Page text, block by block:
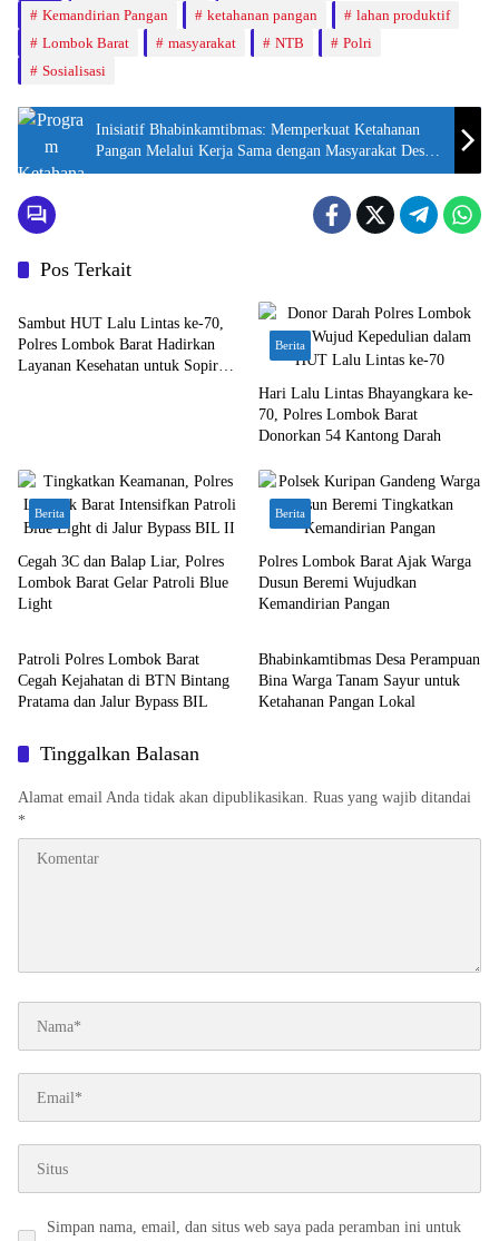
Kemandirian Pangan ketahanan pangan
lahan produktif
Lombok Barat
masyarakat NTB
Polri
Sosialisasi
Inisiatif Bhabinkamtibmas: Memperkuat Ketahanan
Pangan Melalui Kerja Sama dengan Masyarakat Desa
Terong Tawah
Pos Terkait
Berita
Sambut HUT Lalu Lintas ke-70,
Polres Lombok Barat Hadirkan
Layanan Kesehatan untuk Sopir
Berita
Hari Lalu Lintas Bhayangkara ke-
70, Polres Lombok Barat
Donorkan 54 Kantong Darah
Berita
Cegah 3C dan Balap Liar, Polres
Lombok Barat Gelar Patroli Blue
Light
Berita
Polres Lombok Barat Ajak Warga
Dusun Beremi Wujudkan
Kemandirian Pangan
Berita
Patroli Polres Lombok Barat
Cegah Kejahatan di BTN Bintang
Pratama dan Jalur Bypass BIL
Berita
Bhabinkamtibmas Desa Perampuan
Bina Warga Tanam Sayur untuk
Ketahanan Pangan Lokal
Tinggalkan Balasan
Alamat email Anda tidak akan dipublikasikan. Ruas yang wajib ditandai
*
Simpan nama, email, dan situs web saya pada peramban ini untuk